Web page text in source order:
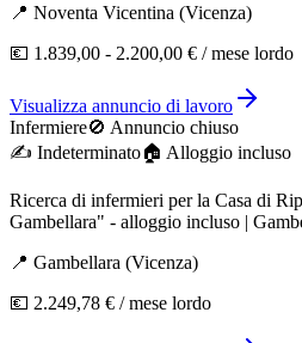
📍 Noventa Vicentina (Vicenza)
💶 1.839,00 - 2.200,00 € / mese lordo
Visualizza annuncio di lavoro
Infermiere🚫 Annuncio chiuso
✍️ Indeterminato🏠︎ Alloggio incluso
Ricerca di infermieri per la Casa di
Gambellara" - alloggio incluso |
📍 Gambellara (Vicenza)
💶 2.249,78 € / mese lordo